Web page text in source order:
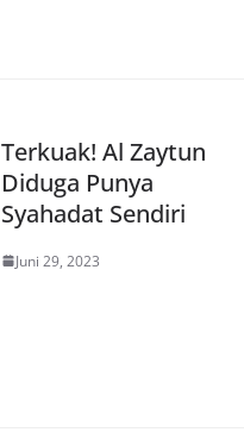
Terkuak! Al Zaytun
Diduga Punya
Syahadat Sendiri
Juni 29, 2023